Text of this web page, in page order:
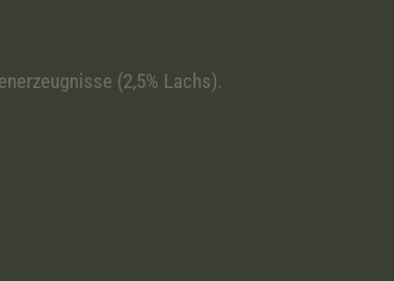
(2,5% Lachs).